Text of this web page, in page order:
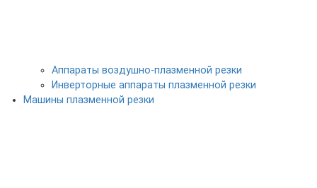
Аппараты воздушно-плазменной резки
Инверторные аппараты плазменной резки
Машины плазменной резки